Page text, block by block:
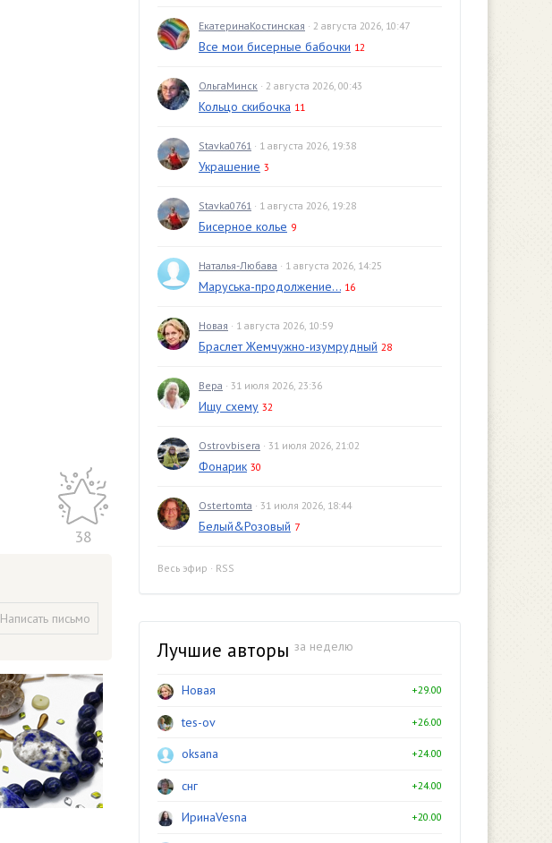
38
Написать письмо
ЕкатеринаКостинская · 2 августа 2026, 10:47
Все мои бисерные бабочки 12
ОльгаМинск · 2 августа 2026, 00:43
Кольцо скибочка 11
Stavka0761 · 1 августа 2026, 19:38
Украшение 3
Stavka0761 · 1 августа 2026, 19:28
Бисерное колье 9
Наталья-Любава · 1 августа 2026, 14:25
Маруська-продолжение... 16
Новая · 1 августа 2026, 10:59
Браслет Жемчужно-изумрудный 28
Вера · 31 июля 2026, 23:36
Ищу схему 32
Ostrovbisera · 31 июля 2026, 21:02
Фонарик 30
Ostertomta · 31 июля 2026, 18:44
Белый&Розовый 7
Весь эфир · RSS
Лучшие авторы за неделю
Новая +29.00
tes-ov +26.00
oksana +24.00
снг +24.00
ИринаVesna +20.00